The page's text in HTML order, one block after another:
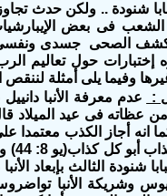
شنودة .. ولكن حدث
فى بعض
الصحى جسدى ونفسى
إختبارات حول تعاليم
وفيما يلى أمثلة
:
عدم معرفة الأنبا
عظاته فى عيد الميلاد
انه أجاز الكذب معتمدا
شنودة الثالث بإبعاد
وشريكة الأنبا